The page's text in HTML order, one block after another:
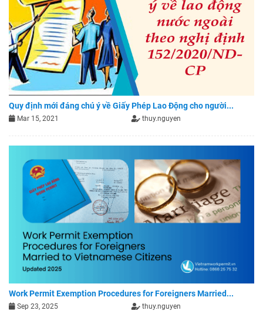
Quy định mới đáng chú ý về Giấy Phép Lao Động cho người...
Mar 15, 2021 thuy.nguyen
Work Permit Exemption Procedures for Foreigners Married...
Sep 23, 2025 thuy.nguyen